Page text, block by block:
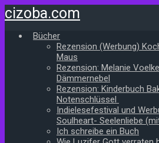
Zum
Hauptinhalt
springen
cizoba.com
Bücher
Rezension (Werbung)
Maus
Rezension: Melanie
Dämmernebel
Rezension: Kinderbuch
Notenschlüssel
Indielesefestival und
Soulheart- Seelenliebe
Ich schreibe ein Buch